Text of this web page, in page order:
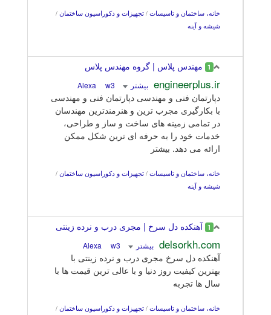
خانه، ساختمان و تاسیسات / تجهیزات و دکوراسیون ساختمان /
شیشه و آینه
1 مهندس پلاس | گروه مهندس پلاس
engineerplus.ir بیشتر w3
دپارتمان فنی و مهندسی دپارتمان فنی و مهندسی
با بکارگیری مجرب ترین و هنرمندترین مهندسان
در تمامی زمینه های ساخت و ساز و طراحی،
خدمات خود را به حرفه ای ترین شکل ممکن
ارائه می دهد. بیشتر
خانه، ساختمان و تاسیسات / تجهیزات و دکوراسیون ساختمان /
شیشه و آینه
1 آهنکده دل سرخ | مجری درب و نرده زینتی
delsorkh.com بیشتر w3
آهنکده دل سرخ مجری درب و نرده زینتی با
بهترین کیفیت روز دنیا و با عالی ترین قیمت ها با
سال ها تجربه
خانه، ساختمان و تاسیسات / تجهیزات و دکوراسیون ساختمان /